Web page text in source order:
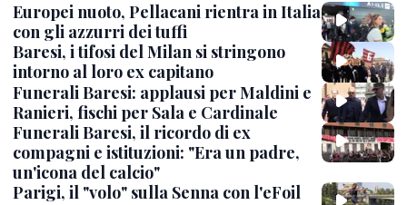
Europei nuoto, Pellacani rientra in Italia
con gli azzurri dei tuffi
Baresi, i tifosi del Milan si stringono
intorno al loro ex capitano
Funerali Baresi: applausi per Maldini e
Ranieri, fischi per Sala e Cardinale
Funerali Baresi, il ricordo di ex
compagni e istituzioni: "Era un padre,
un'icona del calcio"
Parigi, il "volo" sulla Senna con l'eFoil